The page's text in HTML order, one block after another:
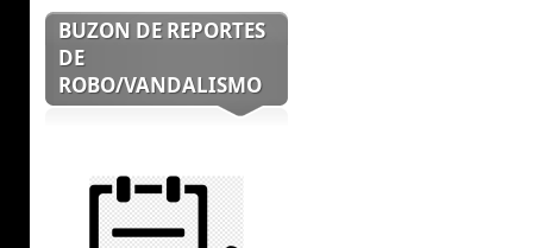
BUZON DE REPORTES
DE
ROBO/VANDALISMO